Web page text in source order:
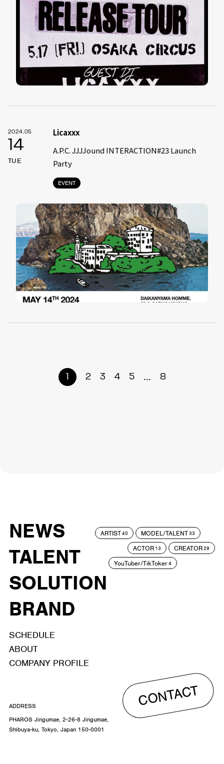
2024.05
14
TUE
EVENT
Licaxxx
A.P.C. JJJJound INTERACTION#23 Launch
Party
1 2 3 4 5 ... 8
NEWS
TALENT
SOLUTION
BRAND
ARTIST40 MODEL/TALENT33
ACTOR 13 CREATOR29
YouTuber/TikToker4
SCHEDULE
ABOUT
COMPANY PROFILE
CONTACT
ADDRESS
PHAROS Jingumae, 2-26-8 Jingumae,
Shibuya-ku, Tokyo, Japan 150-0001